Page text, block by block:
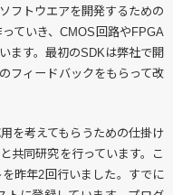
フトウエアを開発するための
っていき、CMOS回路やFPGA
ます。最初のSDKは弊社で開
フィードバックをもらって改
を考えてもらうための仕掛け
共同研究を行っています。こ
昨年2回行いました。すでに